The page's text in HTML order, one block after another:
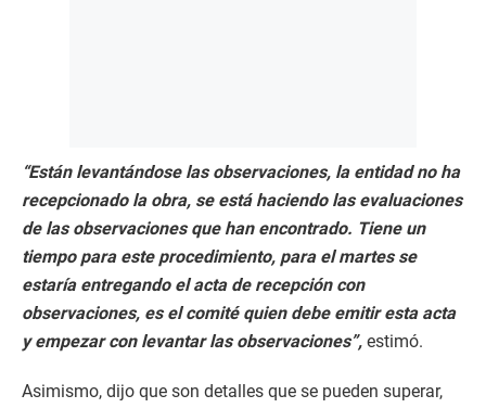
“Están levantándose las observaciones, la entidad no ha
recepcionado la obra, se está haciendo las evaluaciones
de las observaciones que han encontrado. Tiene un
tiempo para este procedimiento, para el martes se
estaría entregando el acta de recepción con
observaciones, es el comité quien debe emitir esta acta
y empezar con levantar las observaciones”, estimó.
Asimismo, dijo que son detalles que se pueden superar,